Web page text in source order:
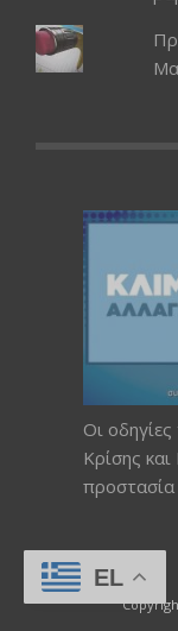
Οι
Κρίσης
EL